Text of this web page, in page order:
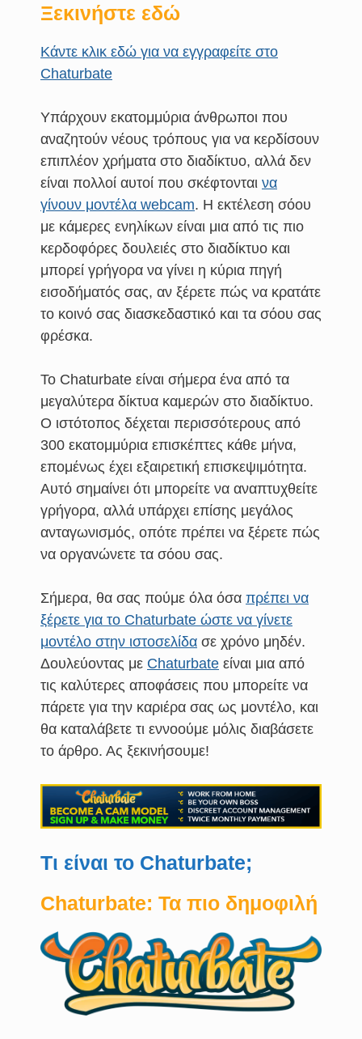
Ξεκινήστε εδώ
Κάντε κλικ εδώ για να εγγραφείτε στο
Chaturbate
Υπάρχουν εκατομμύρια άνθρωποι που
αναζητούν νέους τρόπους για να κερδίσουν
επιπλέον χρήματα στο διαδίκτυο, αλλά δεν
είναι πολλοί αυτοί που σκέφτονται να
γίνουν μοντέλα webcam. Η εκτέλεση σόου
με κάμερες ενηλίκων είναι μια από τις πιο
κερδοφόρες δουλειές στο διαδίκτυο και
μπορεί γρήγορα να γίνει η κύρια πηγή
εισοδήματός σας, αν ξέρετε πώς να κρατάτε
το κοινό σας διασκεδαστικό και τα σόου σας
φρέσκα.
Το Chaturbate είναι σήμερα ένα από τα
μεγαλύτερα δίκτυα καμερών στο διαδίκτυο.
Ο ιστότοπος δέχεται περισσότερους από
300 εκατομμύρια επισκέπτες κάθε μήνα,
επομένως έχει εξαιρετική επισκεψιμότητα.
Αυτό σημαίνει ότι μπορείτε να αναπτυχθείτε
γρήγορα, αλλά υπάρχει επίσης μεγάλος
ανταγωνισμός, οπότε πρέπει να ξέρετε πώς
να οργανώνετε τα σόου σας.
Σήμερα, θα σας πούμε όλα όσα πρέπει να
ξέρετε για το Chaturbate ώστε να γίνετε
μοντέλο στην ιστοσελίδα σε χρόνο μηδέν.
Δουλεύοντας με Chaturbate είναι μια από
τις καλύτερες αποφάσεις που μπορείτε να
πάρετε για την καριέρα σας ως μοντέλο, και
θα καταλάβετε τι εννοούμε μόλις διαβάσετε
το άρθρο. Ας ξεκινήσουμε!
Τι είναι το Chaturbate;
Chaturbate: Τα πιο δημοφιλή